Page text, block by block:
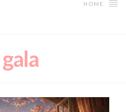
HOME
gala